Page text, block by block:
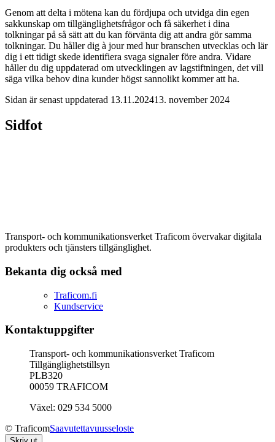
Genom att delta i mötena kan du fördjupa och utvidga din egen
sakkunskap om tillgänglighetsfrågor och få säkerhet i dina
tolkningar på så sätt att du kan förvänta dig att andra gör samma
tolkningar. Du håller dig à jour med hur branschen utvecklas och lär
dig i ett tidigt skede identifiera svaga signaler före andra. Vidare
håller du dig uppdaterad om utvecklingen av lagstiftningen, det vill
säga vilka behov dina kunder högst sannolikt kommer att ha.
Sidan är senast uppdaterad 13.11.202413. november 2024
Sidfot
Transport- och kommunikationsverket Traficom övervakar digitala
produkters och tjänsters tillgänglighet.
Bekanta dig också med
Traficom.fi
Kundservice
Kontaktuppgifter
Transport- och kommunikationsverket Traficom
Tillgänglighetstillsyn
PLB320
00059 TRAFICOM
Växel: 029 534 5000
© TraficomSaavutettavuusseloste